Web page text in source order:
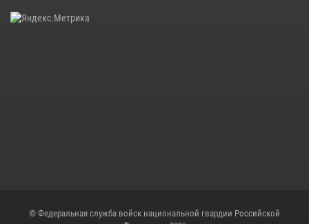
© Федеральная служба войск национальной гвардии Российской